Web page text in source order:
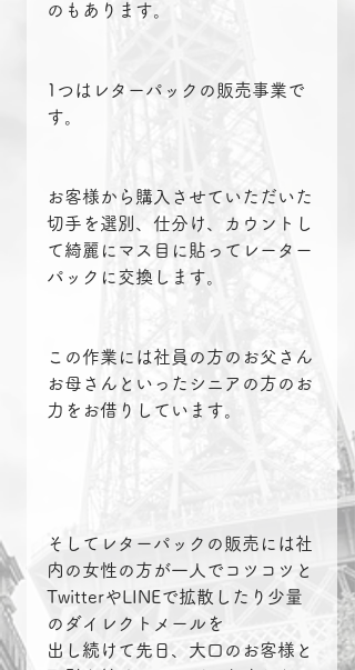
のもあります。
1つはレターパックの販売事業で
す。
お客様から購入させていただいた
切手を選別、仕分け、カウントし
て綺麗にマス目に貼ってレーター
パックに交換します。
この作業には社員の方のお父さん
お母さんといったシニアの方のお
力をお借りしています。
そしてレターパックの販売には社
内の女性の方が一人でコツコツと
TwitterやLINEで拡散したり少量
のダイレクトメールを
出し続けて先日、大口のお客様と